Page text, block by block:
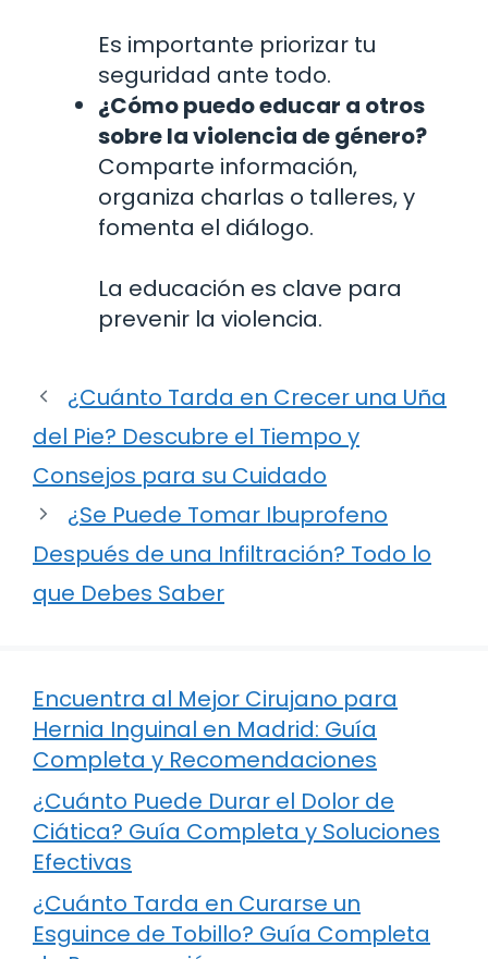
Es importante priorizar tu
seguridad ante todo.
¿Cómo puedo educar a otros
sobre la violencia de género?
Comparte información,
organiza charlas o talleres, y
fomenta el diálogo.
La educación es clave para
prevenir la violencia.
¿Cuánto Tarda en Crecer una Uña
del Pie? Descubre el Tiempo y
Consejos para su Cuidado
¿Se Puede Tomar Ibuprofeno
Después de una Infiltración? Todo lo
que Debes Saber
Encuentra al Mejor Cirujano para
Hernia Inguinal en Madrid: Guía
Completa y Recomendaciones
¿Cuánto Puede Durar el Dolor de
Ciática? Guía Completa y Soluciones
Efectivas
¿Cuánto Tarda en Curarse un
Esguince de Tobillo? Guía Completa